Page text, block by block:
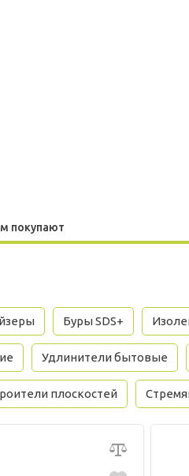
покупают
Буры SDS+
Удлинители бытовые
плоскостей